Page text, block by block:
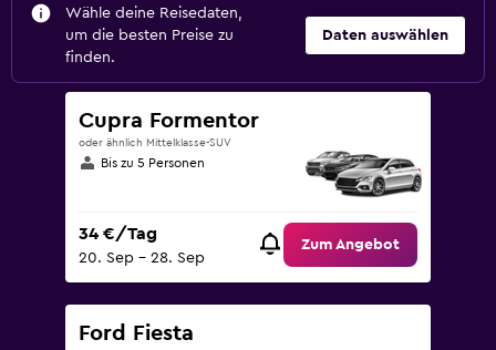
Wähle deine Reisedaten,
um die besten Preise zu
finden.
Daten auswählen
Cupra Formentor
oder ähnlich Mittelklasse-SUV
Bis zu 5 Personen
34 €/Tag
20. Sep – 28. Sep
Zum Angebot
Ford Fiesta